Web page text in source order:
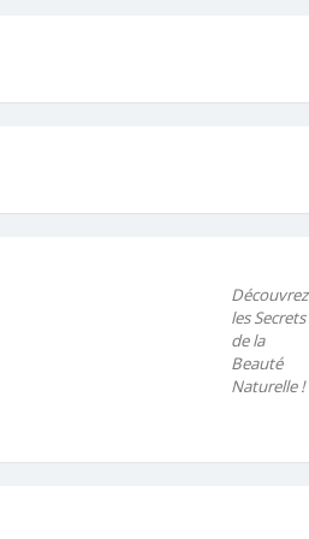
Découvrez
les Secrets
de la
Beauté
Naturelle !